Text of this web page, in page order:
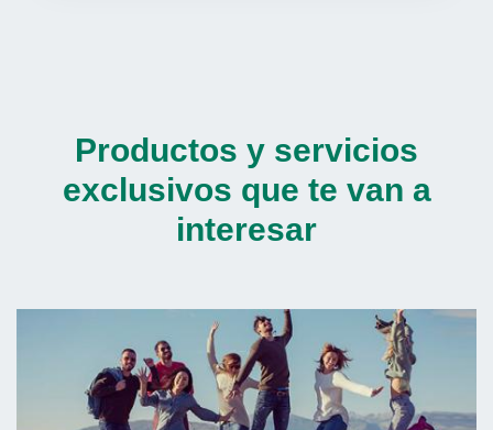
Productos y servicios
exclusivos que te van a
interesar